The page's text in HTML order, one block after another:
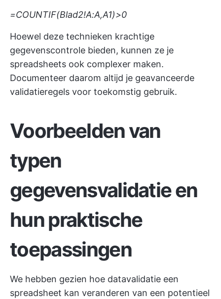
=COUNTIF(Blad2!A:A,A1)>0
Hoewel deze technieken krachtige
gegevenscontrole bieden, kunnen ze je
spreadsheets ook complexer maken.
Documenteer daarom altijd je geavanceerde
validatieregels voor toekomstig gebruik.
Voorbeelden van
typen
gegevensvalidatie en
hun praktische
toepassingen
We hebben gezien hoe datavalidatie een
spreadsheet kan veranderen van een potentieel